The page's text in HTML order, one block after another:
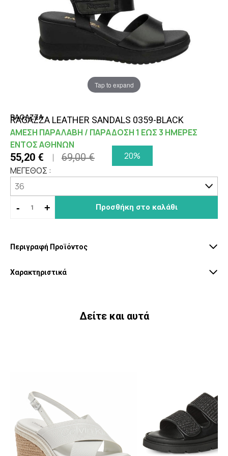
Tap to expand
RAGAZZA
RAGAZZA LEATHER SANDALS 0359-BLACK
ΑΜΕΣΗ ΠΑΡΑΛΑΒΗ / ΠΑΡΑΔΟΣΗ 1 ΕΩΣ 3 ΗΜΕΡΕΣ
ΕΝΤΟΣ ΑΘΗΝΩΝ
55,20 € 69,00 €
20%
ΜΕΓΕΘΟΣ :
- + Προσθήκη στο καλάθι
Περιγραφή Προϊόντος
Χαρακτηριστικά
Δείτε και αυτά